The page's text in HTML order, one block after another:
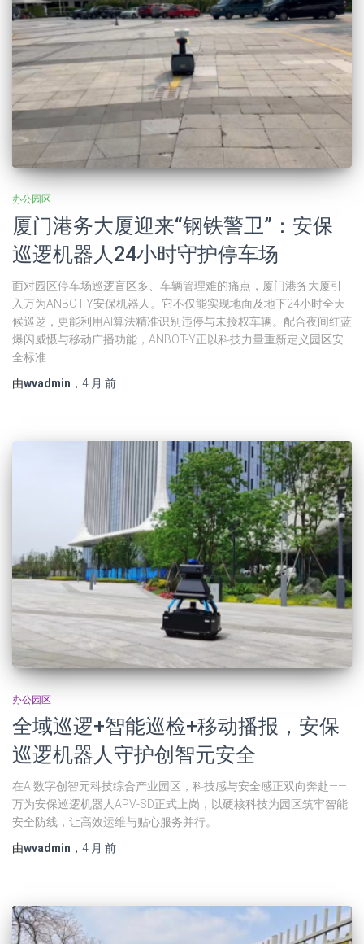
办公园区
厦门港务大厦迎来“钢铁警卫”：安保
巡逻机器人24小时守护停车场
面对园区停车场巡逻盲区多、车辆管理难的痛点，厦门港务大厦引
入万为ANBOT-Y安保机器人。它不仅能实现地面及地下24小时全天
候巡逻，更能利用AI算法精准识别违停与未授权车辆。配合夜间红蓝
爆闪威慑与移动广播功能，ANBOT-Y正以科技力量重新定义园区安
全标准…
由wvadmin ， 4 月 前
办公园区
全域巡逻+智能巡检+移动播报，安保
巡逻机器人守护创智元安全
在AI数字创智元科技综合产业园区，科技感与安全感正双向奔赴——
万为安保巡逻机器人APV-SD正式上岗，以硬核科技为园区筑牢智能
安全防线，让高效运维与贴心服务并行。
由wvadmin ， 4 月 前